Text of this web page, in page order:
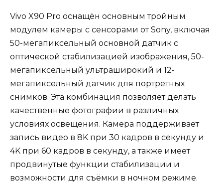
Vivo X90 Pro оснащён основным тройным
модулем камеры с сенсорами от Sony, включая
50-мегапиксельный основной датчик с
оптической стабилизацией изображения, 50-
мегапиксельный ультраширокий и 12-
мегапиксельный датчик для портретных
снимков. Эта комбинация позволяет делать
качественные фотографии в различных
условиях освещения. Камера поддерживает
запись видео в 8K при 30 кадров в секунду и
4K при 60 кадров в секунду, а также имеет
продвинутые функции стабилизации и
возможности для съёмки в ночном режиме.